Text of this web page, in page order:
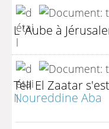
L 'Aube à
Tell El Zaatar
Noureddine Aba